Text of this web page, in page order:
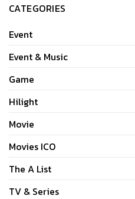
CATEGORIES
Event
Event & Music
Game
Hilight
Movie
Movies ICO
The A List
TV & Series